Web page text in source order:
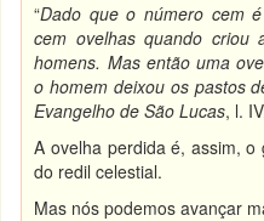
“Dado que o número cem
cem ovelhas quando criou
homens. Mas então uma
o homem deixou os pastos
Evangelho de São Lucas, l.
A ovelha perdida é, assim,
do redil celestial.
Mas nós podemos avançar